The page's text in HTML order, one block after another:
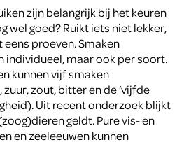
zijn belangrijk bij het keuren
wel goed? Ruikt iets niet lekker,
proeven. Smaken
individueel, maar ook per soort.
kunnen vijf smaken
zout, bitter en de ‘vijfde
Uit recent onderzoek blijkt
geldt. Pure vis- en
en zeeleeuwen kunnen